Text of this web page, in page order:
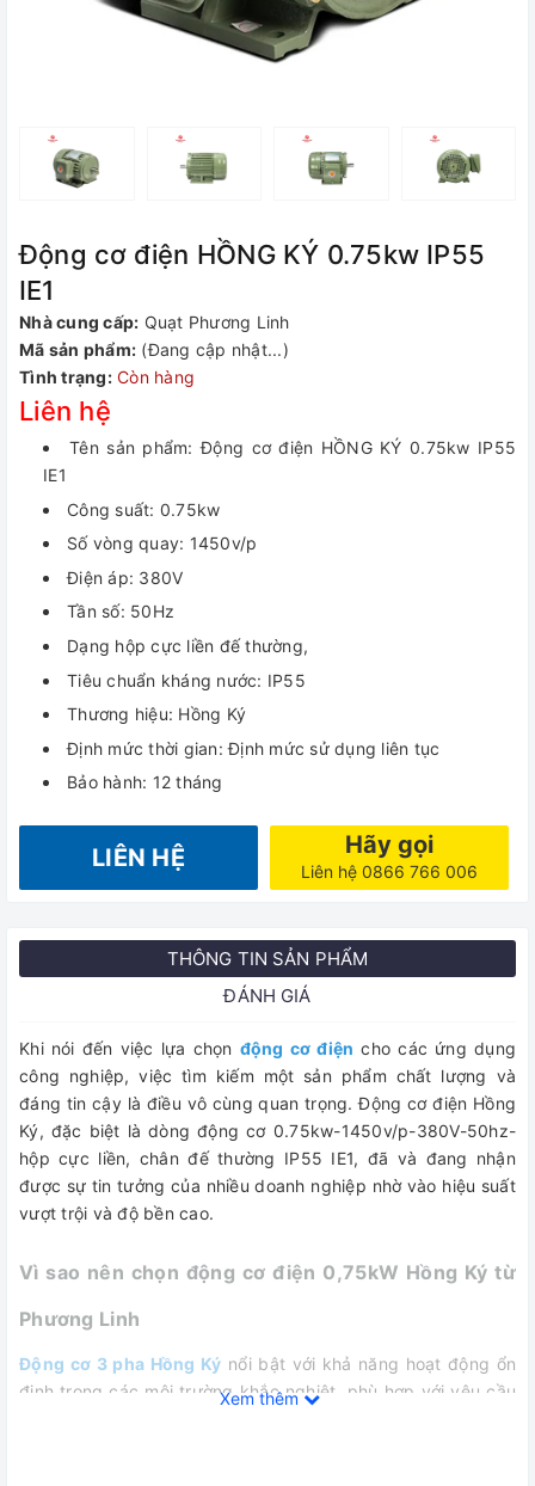
Động cơ điện HỒNG KÝ 0.75kw IP55
IE1
Nhà cung cấp: Quạt Phương Linh
Mã sản phẩm: (Đang cập nhật...)
Tình trạng: Còn hàng
Liên hệ
Tên sản phẩm: Động cơ điện HỒNG KÝ 0.75kw IP55
IE1
Công suất: 0.75kw
Số vòng quay: 1450v/p
Điện áp: 380V
Tần số: 50Hz
Dạng hộp cực liền đế thường,
Tiêu chuẩn kháng nước: IP55
Thương hiệu: Hồng Ký
Định mức thời gian: Định mức sử dụng liên tục
Bảo hành: 12 tháng
LIÊN HỆ Hãy gọi
Liên hệ 0866 766 006
THÔNG TIN SẢN PHẨM
ĐÁNH GIÁ
Khi nói đến việc lựa chọn động cơ điện cho các ứng dụng
công nghiệp, việc tìm kiếm một sản phẩm chất lượng và
đáng tin cậy là điều vô cùng quan trọng. Động cơ điện Hồng
Ký, đặc biệt là dòng động cơ 0.75kw-1450v/p-380V-50hz-
hộp cực liền, chân đế thường IP55 IE1, đã và đang nhận
được sự tin tưởng của nhiều doanh nghiệp nhờ vào hiệu suất
vượt trội và độ bền cao.
Vì sao nên chọn động cơ điện 0,75kW Hồng Ký từ
Phương Linh
Động cơ 3 pha Hồng Ký nổi bật với khả năng hoạt động ổn
định trong các môi trường khắc nghiệt, phù hợp với yêu cầu
Xem thêm